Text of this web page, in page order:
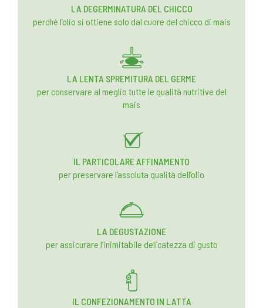
LA DEGERMINATURA DEL CHICCO
perché l’olio si ottiene solo dal cuore del chicco di mais
LA LENTA SPREMITURA DEL GERME
per conservare al meglio tutte le qualità nutritive del
mais
IL PARTICOLARE AFFINAMENTO
per preservare l’assoluta qualità dell’olio
LA DEGUSTAZIONE
per assicurare l’inimitabile delicatezza di gusto
IL CONFEZIONAMENTO IN LATTA